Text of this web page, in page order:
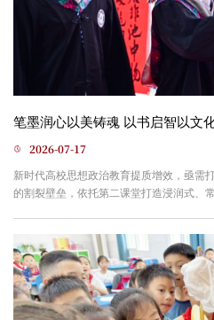
2026-07-17
新时代高校思想政治教育提质增效，亟需
的割裂壁垒，依托第二课堂打造浸润式、
足一站式学生社区育人阵地，深耕书法艺
树人根本任务，深耕“红色文化铸魂、书法